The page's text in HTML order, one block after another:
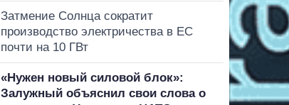
Затмение Солнца сократит
производство электричества в ЕС
почти на 10 ГВт
«Нужен новый силовой блок»:
Залужный объяснил свои слова о